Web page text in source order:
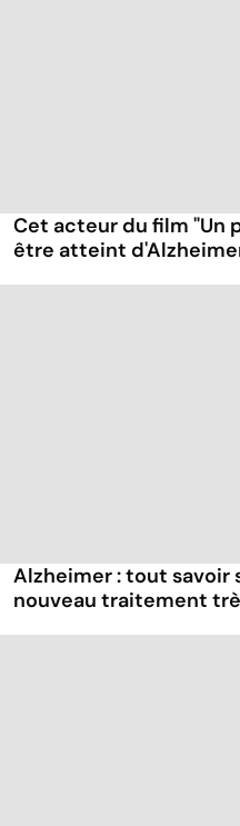
Cet acteur du film "Un
être atteint
Alzheimer : tout savoir
nouveau traitement